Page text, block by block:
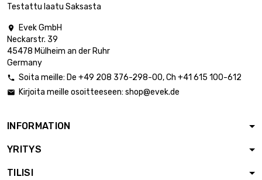
Testattu laatu Saksasta

Evek GmbH
Neckarstr. 39
45478 Mülheim an der Ruhr
Germany
 Soita meille: De +49 208 376-298-00, Ch +41 615 100-612
 Kirjoita meille osoitteeseen: shop@evek.de
INFORMATION
YRITYS
TILISI